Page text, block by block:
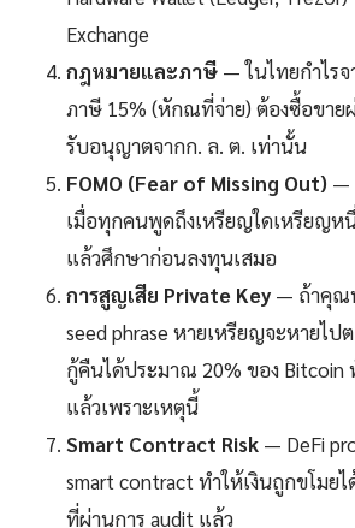
Exchange
กฎหมายและภาษี — ในไทยกำไรจ
ภาษี 15% (หักณที่จ่าย) ต้องซื้อขาย
รับอนุญาตจากก. ล. ต. เท่านั้น
FOMO (Fear of Missing Out) —
เมื่อทุกคนพูดถึงเหรียญใดเหรียญห
แล้วศึกษาก่อนลงทุนเสมอ
การสูญเสีย Private Key — ถ้าคุณ
seed phrase หายเหรียญจะหายไป
กู้คืนได้ประมาณ 20% ของ
แล้วเพราะเหตุนี้
Smart Contract Risk — DeFi
smart contract ทำให้เงินถูกขโมย
ที่ผ่านการ audit แล้ว